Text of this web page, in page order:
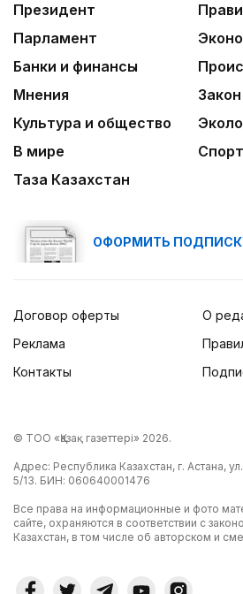
Президент
Парламент
Банки и финансы
Мнения
Культура и общество
В мире
Спорт
Таза Казахстан
ОФОРМИТЬ
Договор оферты
Реклама
Контакты
О
© ТОО «Қазақ газеттері» 2026.
Адрес: Республика Казахстан, г. Астана,
5/13. БИН: 060640001476
Все права на информационные и фото
сайте, охраняются в соответствии с
Казахстан, в том числе об авторском и